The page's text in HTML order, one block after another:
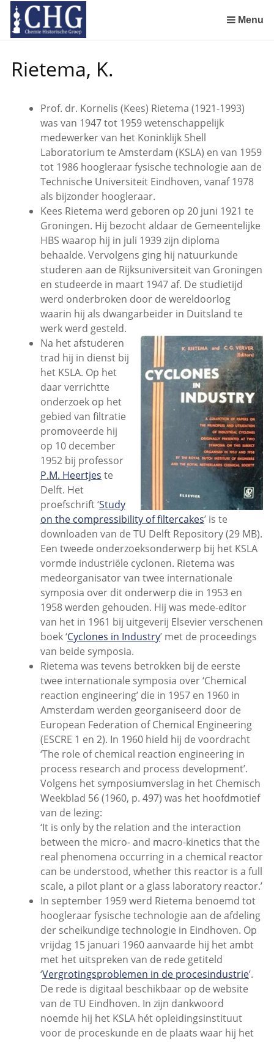
links
over
naar
de
Spring
naar
het
menu
Menu
Rietema, K.
Prof. dr. Kornelis (Kees) Rietema (1921-1993)
was van 1947 tot 1959 wetenschappelijk
medewerker van het Koninklijk Shell
Laboratorium te Amsterdam (KSLA) en van 1959
tot 1986 hoogleraar fysische technologie aan de
Technische Universiteit Eindhoven, vanaf 1978
als bijzonder hoogleraar.
Kees Rietema werd geboren op 20 juni 1921 te
Groningen. Hij bezocht aldaar de Gemeentelijke
HBS waarop hij in juli 1939 zijn diploma
behaalde. Vervolgens ging hij natuurkunde
studeren aan de Rijksuniversiteit van Groningen
en studeerde in maart 1947 af. De studietijd
werd onderbroken door de wereldoorlog
waarin hij als dwangarbeider in Duitsland te
werk werd gesteld.
Na het afstuderen
trad hij in dienst bij
het KSLA. Op het
daar verrichtte
onderzoek op het
gebied van filtratie
promoveerde hij
op 10 december
1952 bij professor
P.M. Heertjes te
Delft. Het
proefschrift ‘Study
on the compressibility of filtercakes’ is te
downloaden van de TU Delft Repository (29 MB).
Een tweede onderzoeksonderwerp bij het KSLA
vormde industriële cyclonen. Rietema was
medeorganisator van twee internationale
symposia over dit onderwerp die in 1953 en
1958 werden gehouden. Hij was mede-editor
van het in 1961 bij uitgeverij Elsevier verschenen
boek ‘Cyclones in Industry’ met de proceedings
van beide symposia.
Rietema was tevens betrokken bij de eerste
twee internationale symposia over ‘Chemical
reaction engineering’ die in 1957 en 1960 in
Amsterdam werden georganiseerd door de
European Federation of Chemical Engineering
(ESCRE 1 en 2). In 1960 hield hij de voordracht
‘The role of chemical reaction engineering in
process research and process development’.
Volgens het symposiumverslag in het Chemisch
Weekblad 56 (1960, p. 497) was het hoofdmotief
van de lezing:
‘It is only by the relation and the interaction
between the micro- and macro-kinetics that the
real phenomena occurring in a chemical reactor
can be understood, whether this reactor is a full
scale, a pilot plant or a glass laboratory reactor.’
In september 1959 werd Rietema benoemd tot
hoogleraar fysische technologie aan de afdeling
der scheikundige technologie in Eindhoven. Op
vrijdag 15 januari 1960 aanvaarde hij het ambt
met het uitspreken van de rede getiteld
‘Vergrotingsproblemen in de procesindustrie’.
De rede is digitaal beschikbaar op de website
van de TU Eindhoven. In zijn dankwoord
noemde hij het KSLA hét opleidingsinstituut
voor de proceskunde en de plaats waar hij het